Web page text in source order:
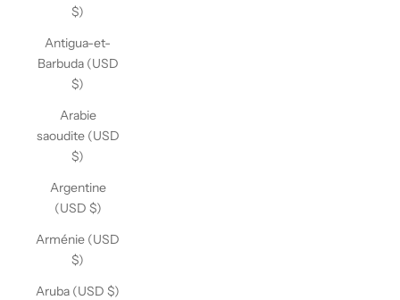
$)
Antigua-et-
Barbuda (USD
$)
Arabie
saoudite (USD
$)
Argentine
(USD $)
Arménie (USD
$)
Aruba (USD $)